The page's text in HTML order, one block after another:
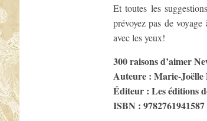
Et toutes les
prévoyez pas de
avec les yeux!
300 raisons d’aimer
Auteure : Marie-Joëlle
Éditeur : Les éditions
ISBN : 9782761941587